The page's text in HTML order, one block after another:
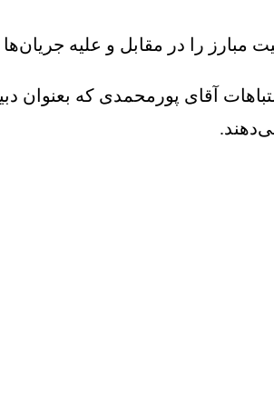
مبارز را در مقابل و علیه
آقای پورمحمدی که بعنوان